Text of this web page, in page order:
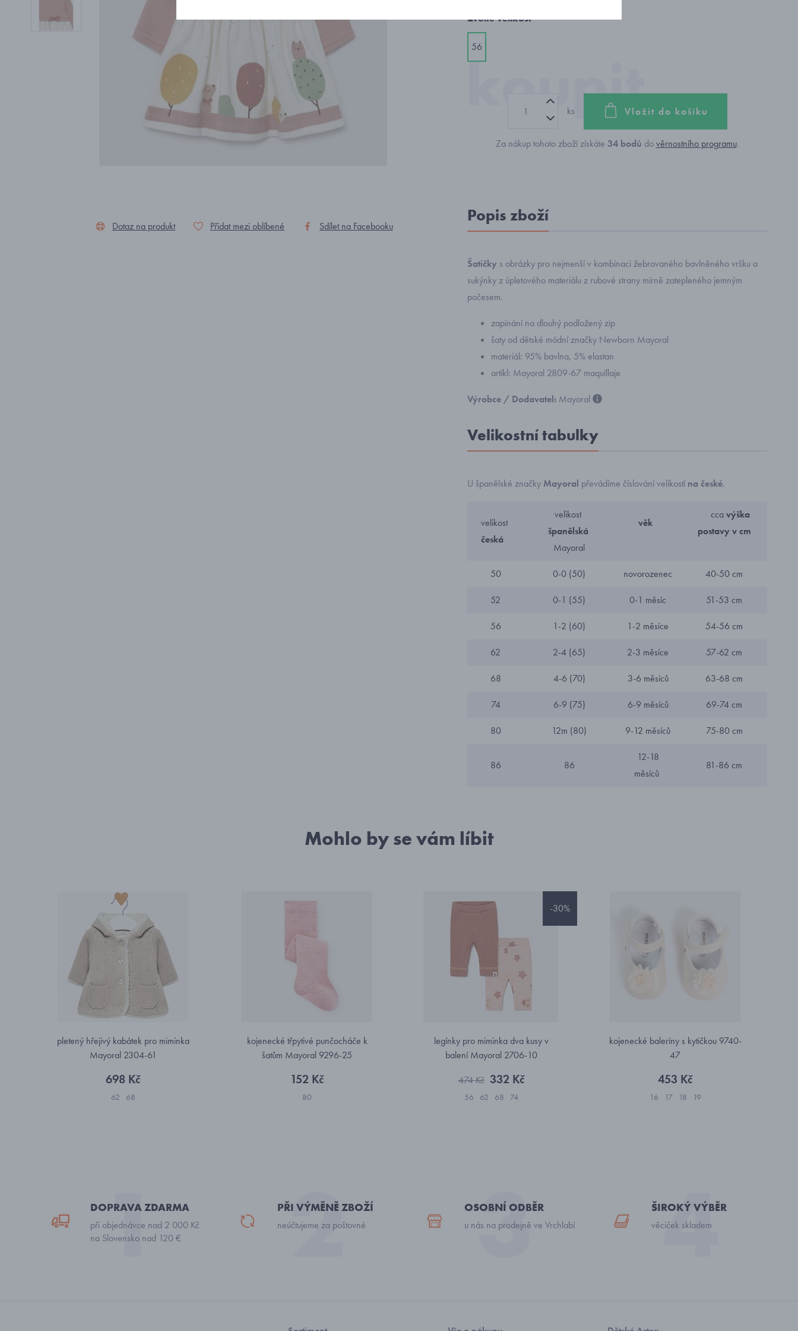
Dotaz na produkt Přidat mezi oblíbené Sdílet na Facebooku
Zvolte velikost
56
ks Vložit do košíku
Za nákup tohoto zboží získáte 34bodů dověrnostního programu.
Popis zboží
Šatičky s obrázky pro nejmenší v kombinaci žebrovaného bavlněného vršku a
sukýnky z úpletového materiálu z rubové strany mírně zatepleného jemným
počesem.
zapínání na dlouhý podložený zip
šaty od dětské módní značky Newborn Mayoral
materiál: 95% bavlna, 5% elastan
artikl: Mayoral 2809-67 maquillaje
Výrobce / Dodavatel: Mayoral
Velikostní tabulky
U španělské značky Mayoral převádíme číslování velikostí na české.
velikost
česká
velikost
španělská
Mayoral
věk
ccavýška
postavy v cm
50 0-0 (50) novorozenec 40-50 cm
52 0-1 (55) 0-1 měsíc 51-53 cm
56 1-2 (60) 1-2 měsíce 54-56 cm
62 2-4 (65) 2-3 měsíce 57-62 cm
68 4-6 (70) 3-6 měsíců 63-68 cm
74 6-9 (75) 6-9 měsíců 69-74 cm
80 12m (80) 9-12 měsíců 75-80 cm
86 86
12-18
měsíců
81-86 cm
Mohlo by se vám líbit
pletený hřejivý kabátek pro miminka
Mayoral 2304-61
698 Kč
62 68
kojenecké třpytivé punčocháče k
šatům Mayoral 9296-25
152 Kč
80
-30%
legínky pro miminka dva kusy v
balení Mayoral 2706-10
474 Kč 332 Kč
56 62 68 74
kojenecké baleríny s kytičkou 9740-
47
453 Kč
16 17 18 19
DOPRAVA ZDARMA
při objednávce nad 2 000 Kč
na Slovensko nad 120 €
PŘI VÝMĚNĚ ZBOŽÍ
neúčtujeme za poštovné
OSOBNÍ ODBĚR
u nás na prodejně ve Vrchlabí
ŠIROKÝ VÝBĚR
věciček skladem